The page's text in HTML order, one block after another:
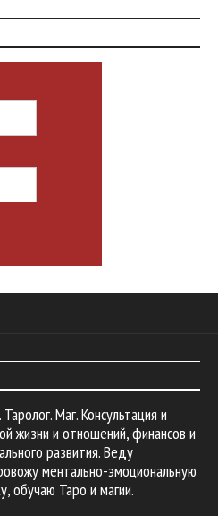
Маг. Консультация и
жизни и отношений, финансов и
развития. Веду
ментально-эмоциональную
обучаю Таро и магии.